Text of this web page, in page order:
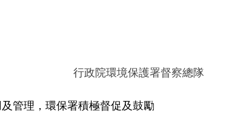
行政院環境保護署督察總隊
管理，環保署積極督促及鼓勵